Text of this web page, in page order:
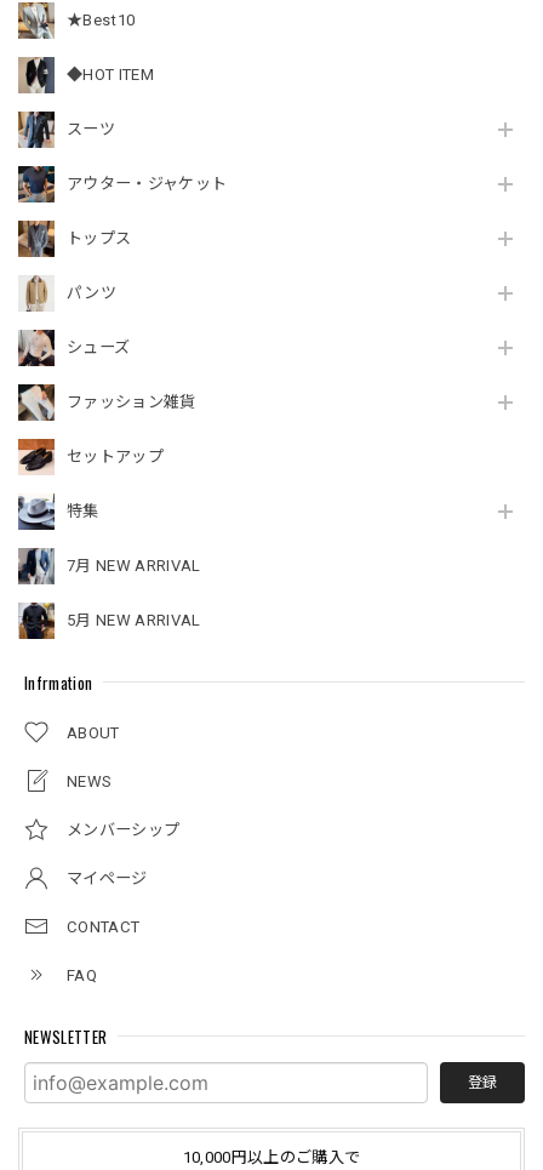
★Best10
◆HOT ITEM
スーツ
アウター・ジャケット
トップス
パンツ
シューズ
ファッション雑貨
セットアップ
特集
7月 NEW ARRIVAL
5月 NEW ARRIVAL
Infrmation
ABOUT
NEWS
メンバーシップ
マイページ
CONTACT
FAQ
NEWSLETTER
登録
10,000円以上のご購入で